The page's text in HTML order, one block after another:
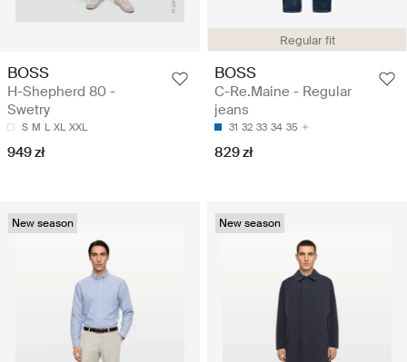
BOSS
H-Shepherd 80 -
Swetry
S M L XL XXL
949 zł
Regular fit
BOSS
C-Re.Maine - Regular
jeans
31 32 33 34 35
829 zł
New season New season